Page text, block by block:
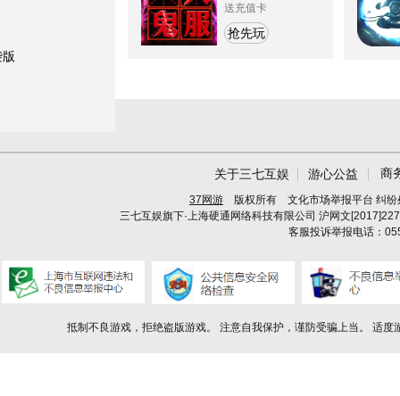
关于三七互娱 商
游心公益
37网游 版权所有 文化市场举报平台 纠纷
三七互娱旗下·上海硬通网络科技有限公司 沪网文
客服投诉举报电话：0553-
送充值卡
抢先玩
抵制不良游戏，拒绝盗版游戏。 注意自我保护，谨防受骗上当。 适